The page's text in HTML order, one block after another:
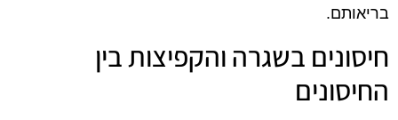
בריאותם.
חיסונים בשגרה והקפיצות בין
החיסונים